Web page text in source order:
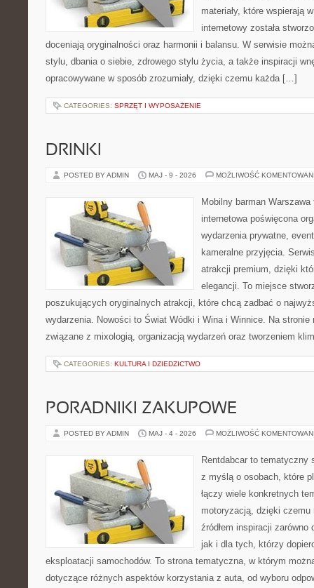
materiały, które wspierają
internetowy została
doceniają oryginalności oraz harmonii i balansu. W serwisie
stylu, dbania o siebie, zdrowego stylu życia, a także inspiracji
opracowywane w sposób zrozumiały, dzięki czemu każda […]
CATEGORIES: SPRZĘT I WYPOSAŻENIE
DRINKI
POSTED BY ADMIN MAJ - 9 - 2026 MOŻLIWOŚĆ
Mobilny barman
internetowa poświęcona
wydarzenia prywatne,
kameralne przyjęcia.
atrakcji premium, dzięki
elegancji. To miejsce
poszukujących oryginalnych atrakcji, które chcą zadbać o
wydarzenia. Nowości to Świat Wódki i Wina i Winnice. Na
związane z mixologią, organizacją wydarzeń oraz tworzeniem
CATEGORIES: KULTURA I DZIEDZICTWO
PORADNIKI ZAKUPOWE
POSTED BY ADMIN MAJ - 4 - 2026 MOŻLIWOŚĆ
Rentdabcar to tematyczny
z myślą o osobach, które
łączy wiele konkretnych
motoryzacją, dzięki
źródłem inspiracji zarówno
jak i dla tych, którzy
eksploatacji samochodów. To strona tematyczna, w którym
dotyczące różnych aspektów korzystania z auta, od wyboru